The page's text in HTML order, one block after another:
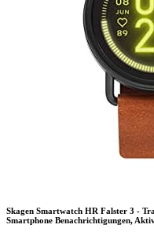
Skagen Smartwatch HR Falster 3 -
Smartphone Benachrichtigungen,